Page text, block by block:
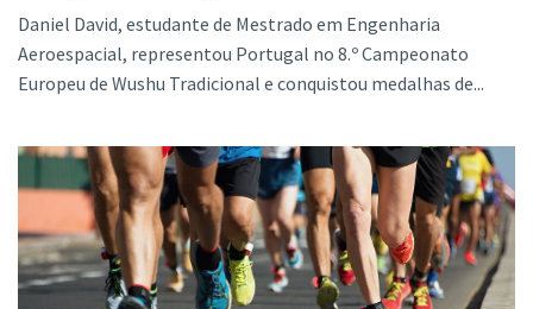
Daniel David, estudante de Mestrado em Engenharia
Aeroespacial, representou Portugal no 8.º Campeonato
Europeu de Wushu Tradicional e conquistou medalhas de...